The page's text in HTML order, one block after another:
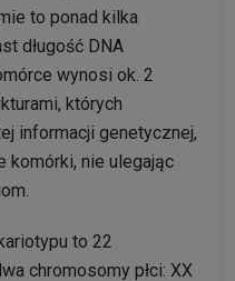
to ponad kilka
długość DNA
wynosi ok. 2
których
informacji genetycznej,
komórki, nie ulegając
to 22
chromosomy płci: XX